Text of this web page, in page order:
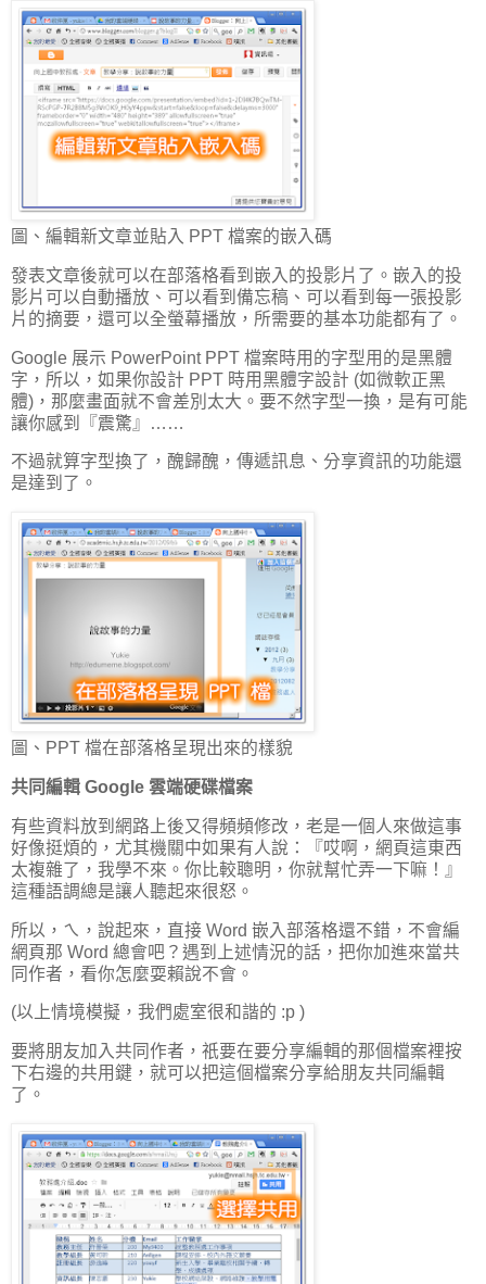
圖、編輯新文章並貼入 PPT 檔案的嵌入碼
發表文章後就可以在部落格看到嵌入的投影片了。嵌入的投
影片可以自動播放、可以看到備忘稿、可以看到每一張投影
片的摘要，還可以全螢幕播放，所需要的基本功能都有了。
Google 展示 PowerPoint PPT 檔案時用的字型用的是黑體
字，所以，如果你設計 PPT 時用黑體字設計 (如微軟正黑
體)，那麼畫面就不會差別太大。要不然字型一換，是有可能
讓你感到『震驚』……
不過就算字型換了，醜歸醜，傳遞訊息、分享資訊的功能還
是達到了。
圖、PPT 檔在部落格呈現出來的樣貌
共同編輯 Google 雲端硬碟檔案
有些資料放到網路上後又得頻頻修改，老是一個人來做這事
好像挺煩的，尤其機關中如果有人說：『哎啊，網頁這東西
太複雜了，我學不來。你比較聰明，你就幫忙弄一下嘛！』
這種語調總是讓人聽起來很怒。
所以，ㄟ，說起來，直接 Word 嵌入部落格還不錯，不會編
網頁那 Word 總會吧？遇到上述情況的話，把你加進來當共
同作者，看你怎麼耍賴說不會。
(以上情境模擬，我們處室很和諧的 :p )
要將朋友加入共同作者，祇要在要分享編輯的那個檔案裡按
下右邊的共用鍵，就可以把這個檔案分享給朋友共同編輯
了。